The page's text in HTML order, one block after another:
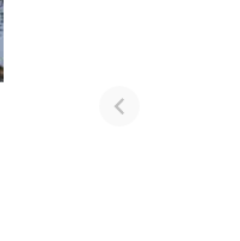
किसे कहते है?